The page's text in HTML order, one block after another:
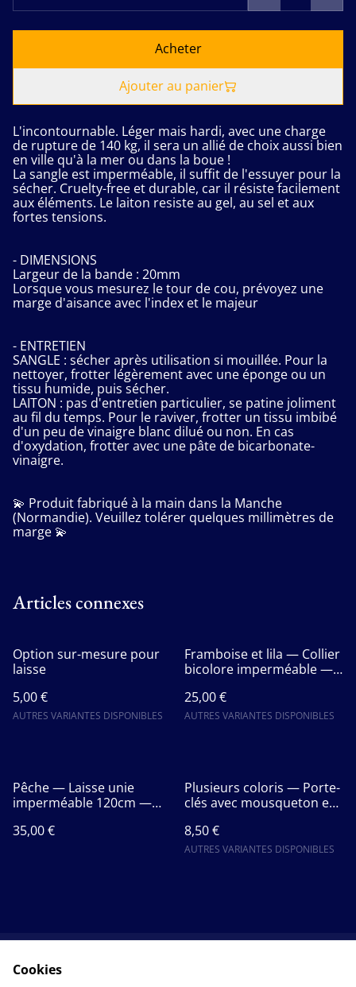
Acheter
Ajouter au panier
L'incontournable. Léger mais hardi, avec une charge
de rupture de 140 kg, il sera un allié de choix aussi bien
en ville qu'à la mer ou dans la boue !
La sangle est imperméable, il suffit de l'essuyer pour la
sécher. Cruelty-free et durable, car il résiste facilement
aux éléments. Le laiton resiste au gel, au sel et aux
fortes tensions.
- DIMENSIONS
Largeur de la bande : 20mm
Lorsque vous mesurez le tour de cou, prévoyez une
marge d'aisance avec l'index et le majeur
- ENTRETIEN
SANGLE : sécher après utilisation si mouillée. Pour la
nettoyer, frotter légèrement avec une éponge ou un
tissu humide, puis sécher.
LAITON : pas d'entretien particulier, se patine joliment
au fil du temps. Pour le raviver, frotter un tissu imbibé
d'un peu de vinaigre blanc dilué ou non. En cas
d'oxydation, frotter avec une pâte de bicarbonate-
vinaigre.
💫 Produit fabriqué à la main dans la Manche
(Normandie). Veuillez tolérer quelques millimètres de
marge 💫
Articles connexes
Option sur-mesure pour
laisse
5,00 €
AUTRES VARIANTES DISPONIBLES
Framboise et lila — Collier
bicolore imperméable —
25,00 €
AUTRES VARIANTES DISPONIBLES
Pêche — Laisse unie
imperméable 120cm —
35,00 €
Plusieurs coloris — Porte-
clés avec mousqueton en
laiton — URSA MINOR
8,50 €
AUTRES VARIANTES DISPONIBLES
Cookies